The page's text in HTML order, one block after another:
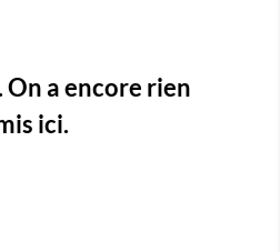
On a encore rien
ici.